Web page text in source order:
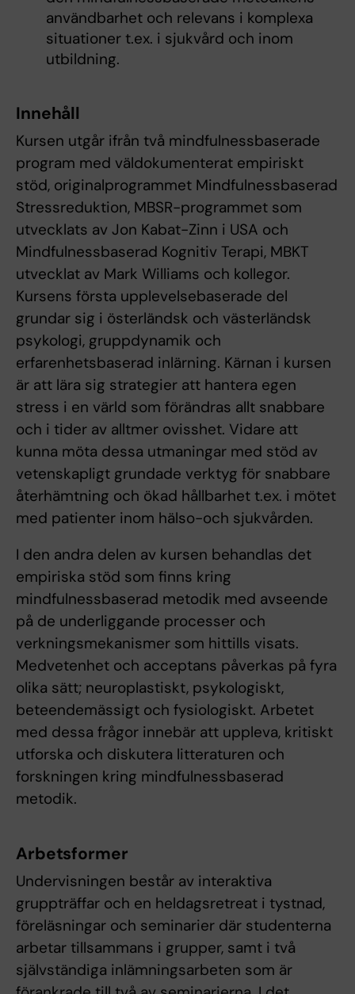
användbarhet och relevans i komplexa
situationer t.ex. i sjukvård och inom
utbildning.
Innehåll
Kursen utgår ifrån två mindfulnessbaserade
program med väldokumenterat empiriskt
stöd, originalprogrammet Mindfulnessbaserad
Stressreduktion, MBSR-programmet som
utvecklats av Jon Kabat-Zinn i USA och
Mindfulnessbaserad Kognitiv Terapi, MBKT
utvecklat av Mark Williams och kollegor.
Kursens första upplevelsebaserade del
grundar sig i österländsk och västerländsk
psykologi, gruppdynamik och
erfarenhetsbaserad inlärning. Kärnan i kursen
är att lära sig strategier att hantera egen
stress i en värld som förändras allt snabbare
och i tider av alltmer ovisshet. Vidare att
kunna möta dessa utmaningar med stöd av
vetenskapligt grundade verktyg för snabbare
återhämtning och ökad hållbarhet t.ex. i mötet
med patienter inom hälso-och sjukvården.
I den andra delen av kursen behandlas det
empiriska stöd som finns kring
mindfulnessbaserad metodik med avseende
på de underliggande processer och
verkningsmekanismer som hittills visats.
Medvetenhet och acceptans påverkas på fyra
olika sätt; neuroplastiskt, psykologiskt,
beteendemässigt och fysiologiskt. Arbetet
med dessa frågor innebär att uppleva, kritiskt
utforska och diskutera litteraturen och
forskningen kring mindfulnessbaserad
metodik.
Arbetsformer
Undervisningen består av interaktiva
gruppträffar och en heldagsretreat i tystnad,
föreläsningar och seminarier där studenterna
arbetar tillsammans i grupper, samt i två
självständiga inlämningsarbeten som är